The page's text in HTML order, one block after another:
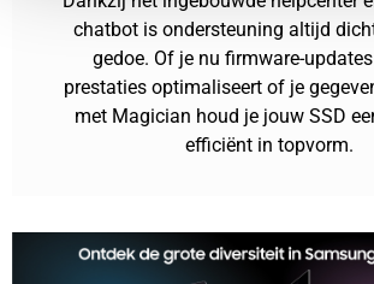
chatbot is ondersteuning altijd
gedoe. Of je nu firmware-
prestaties optimaliseert of je
met Magician houd je jouw SSD
efficiënt in topvorm.